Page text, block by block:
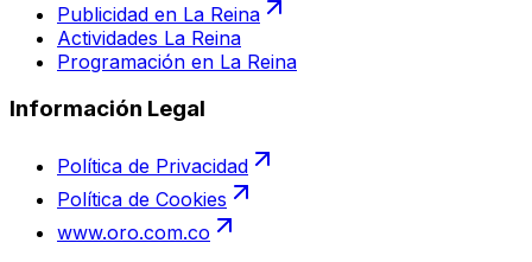
Publicidad en La Reina
Actividades La Reina
Programación en La Reina
Información Legal
Política de Privacidad
Política de Cookies
www.oro.com.co